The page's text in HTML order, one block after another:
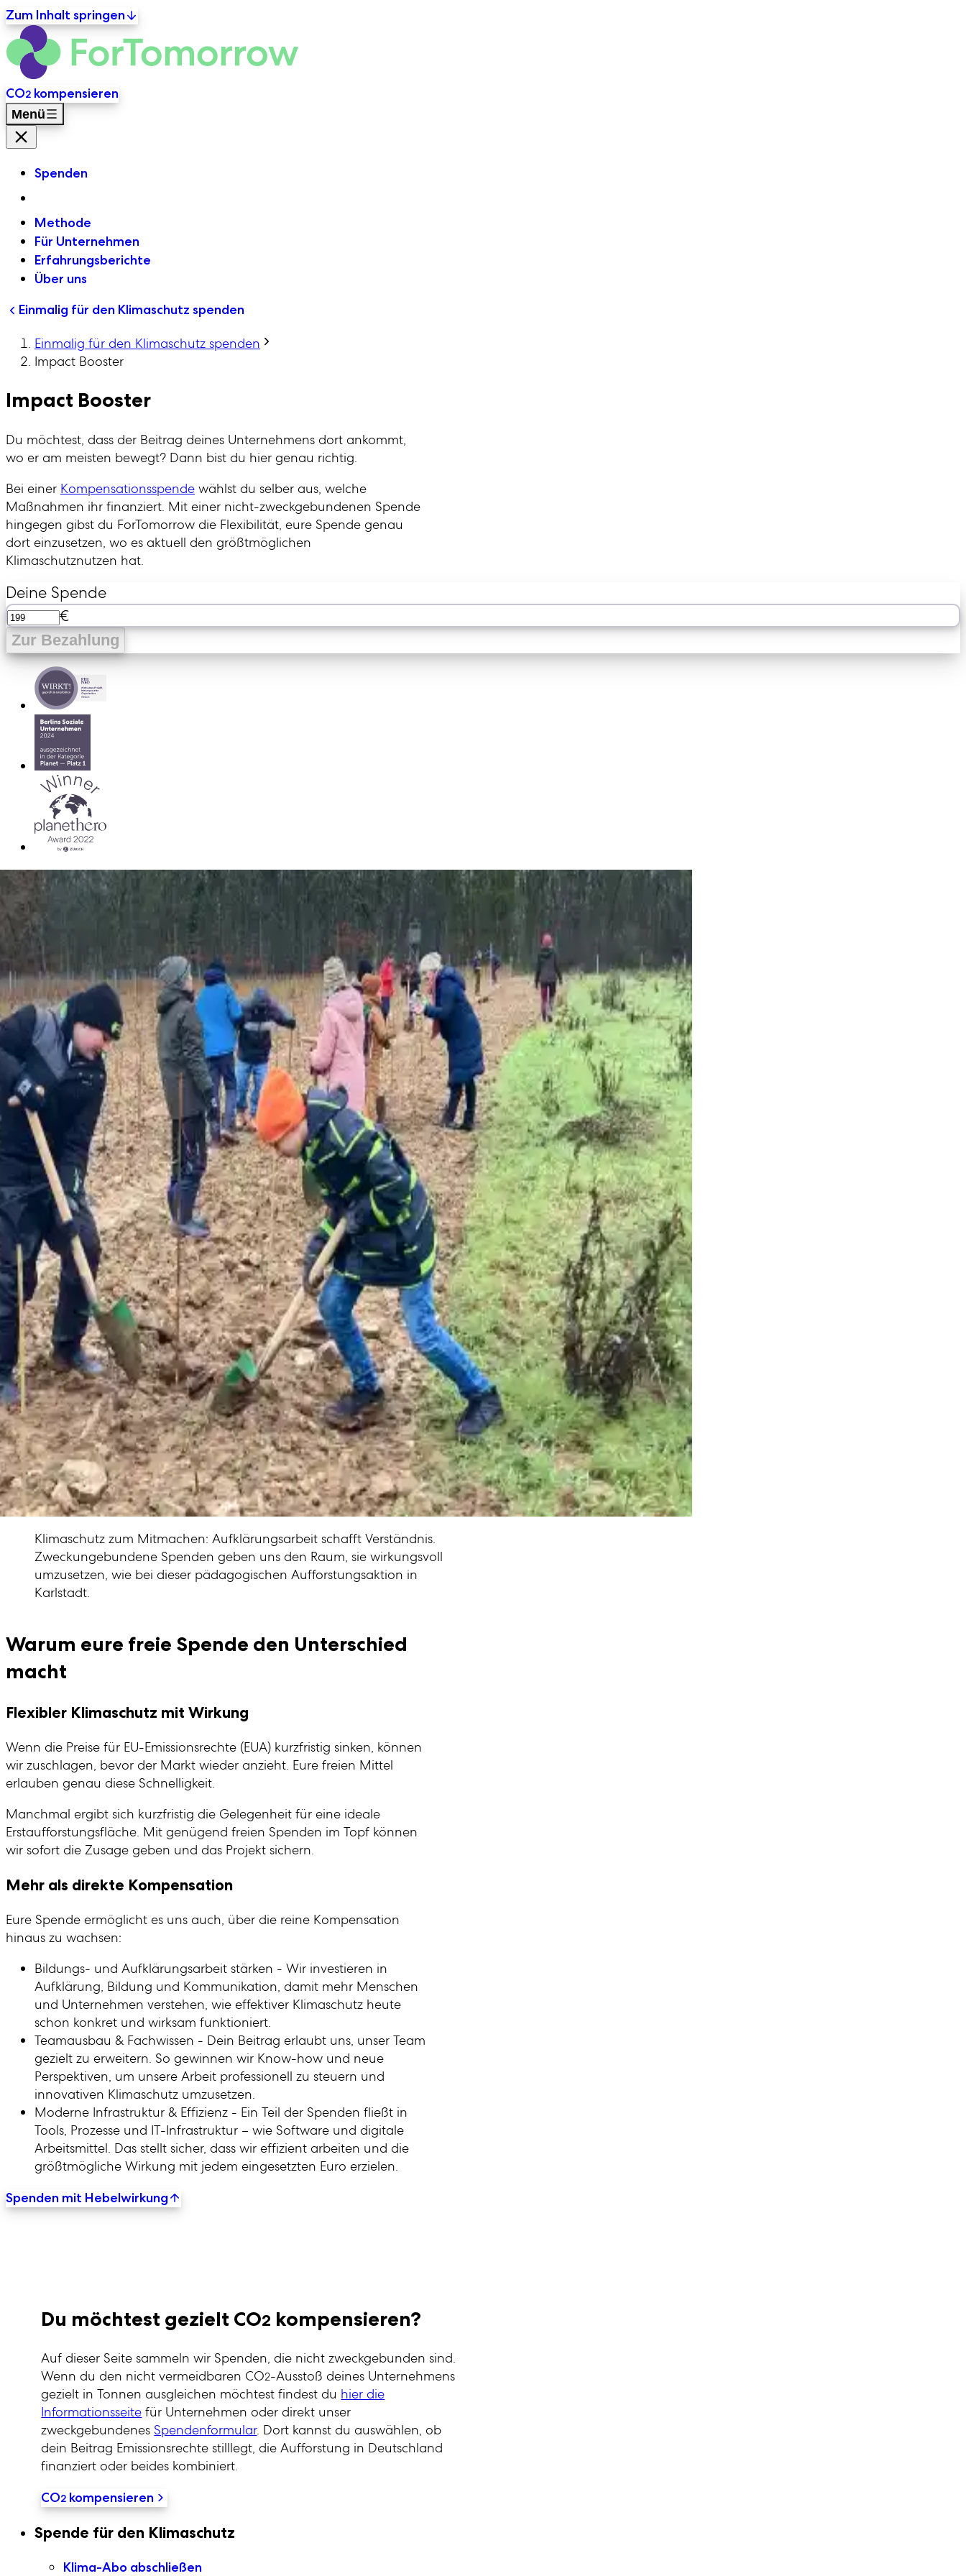
Zum Inhalt springen
Primäre Navigation
CO2 kompensieren
Menü
Menü Schließen
Spenden
Methode
Für Unternehmen
Erfahrungsberichte
Über uns
Einmalig für den Klimaschutz spenden
Einmalig für den Klimaschutz spenden
Impact Booster
Impact Booster
Du möchtest, dass der Beitrag deines Unternehmens dort ankommt,
wo er am meisten bewegt? Dann bist du hier genau richtig.
Bei einer Kompensationsspende wählst du selber aus, welche
Maßnahmen ihr finanziert. Mit einer nicht-zweckgebundenen Spende
hingegen gibst du ForTomorrow die Flexibilität, eure Spende genau
dort einzusetzen, wo es aktuell den größtmöglichen
Klimaschutznutzen hat.
Deine Spende
€
Zur Bezahlung
Klimaschutz zum Mitmachen: Aufklärungsarbeit schafft Verständnis.
Zweckungebundene Spenden geben uns den Raum, sie wirkungsvoll
umzusetzen, wie bei dieser pädagogischen Aufforstungsaktion in
Karlstadt.
Warum eure freie Spende den Unterschied
macht
Flexibler Klimaschutz mit Wirkung
Wenn die Preise für EU-Emissionsrechte (EUA) kurzfristig sinken, können
wir zuschlagen, bevor der Markt wieder anzieht. Eure freien Mittel
erlauben genau diese Schnelligkeit.
Manchmal ergibt sich kurzfristig die Gelegenheit für eine ideale
Erstaufforstungsfläche. Mit genügend freien Spenden im Topf können
wir sofort die Zusage geben und das Projekt sichern.
Mehr als direkte Kompensation
Eure Spende ermöglicht es uns auch, über die reine Kompensation
hinaus zu wachsen:
Bildungs- und Aufklärungsarbeit stärken - Wir investieren in
Aufklärung, Bildung und Kommunikation, damit mehr Menschen
und Unternehmen verstehen, wie effektiver Klimaschutz heute
schon konkret und wirksam funktioniert.
Teamausbau & Fachwissen - Dein Beitrag erlaubt uns, unser Team
gezielt zu erweitern. So gewinnen wir Know-how und neue
Perspektiven, um unsere Arbeit professionell zu steuern und
innovativen Klimaschutz umzusetzen.
Moderne Infrastruktur & Effizienz - Ein Teil der Spenden fließt in
Tools, Prozesse und IT-Infrastruktur – wie Software und digitale
Arbeitsmittel. Das stellt sicher, dass wir effizient arbeiten und die
größtmögliche Wirkung mit jedem eingesetzten Euro erzielen.
Spenden mit Hebelwirkung
Du möchtest gezielt CO2 kompensieren?
Auf dieser Seite sammeln wir Spenden, die nicht zweckgebunden sind.
Wenn du den nicht vermeidbaren CO2-Ausstoß deines Unternehmens
gezielt in Tonnen ausgleichen möchtest findest du hier die
Informationsseite für Unternehmen oder direkt unser
zweckgebundenes Spendenformular. Dort kannst du auswählen, ob
dein Beitrag Emissionsrechte stilllegt, die Aufforstung in Deutschland
finanziert oder beides kombiniert.
CO2 kompensieren
Sekundaire Navigation
Spende für den Klimaschutz
Klima-Abo abschließen